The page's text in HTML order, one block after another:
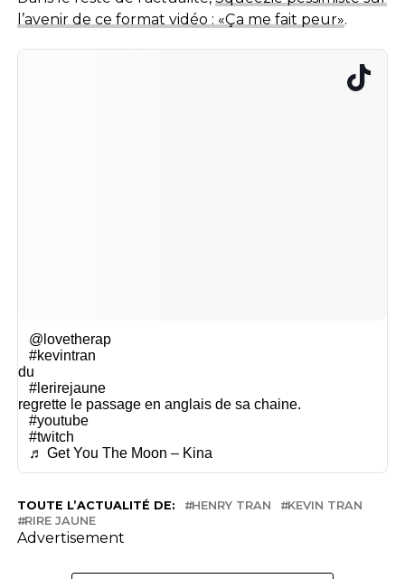
l’avenir de ce format vidéo : «Ça me fait peur».
@lovetherap
#kevintran
du
#lerirejaune
regrette le passage en anglais de sa chaine.
#youtube
#twitch
♬ Get You The Moon – Kina
TOUTE L’ACTUALITÉ DE: HENRY TRAN
KEVIN TRAN
RIRE JAUNE
Advertisement